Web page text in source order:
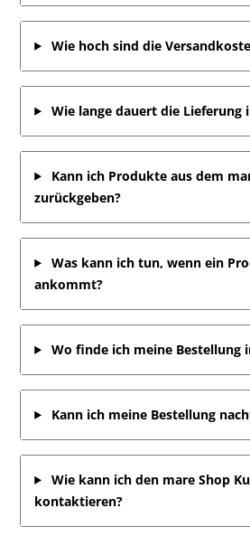
Wie hoch sind die
Wie lange dauert die Lieferung
Kann ich Produkte aus dem
zurückgeben?
Was kann ich tun, wenn ein
ankommt?
Wo finde ich meine Bestellung
Kann ich meine Bestellung
Wie kann ich den mare Shop
kontaktieren?